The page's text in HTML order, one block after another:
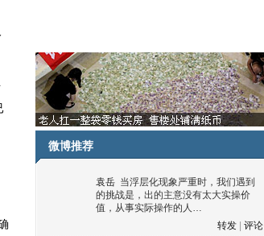
微博推荐
袁岳 当浮层化现象严重时，我们遇到
的挑战是，出的主意没有太大实操价
值，从事实际操作的人…
转发
评论